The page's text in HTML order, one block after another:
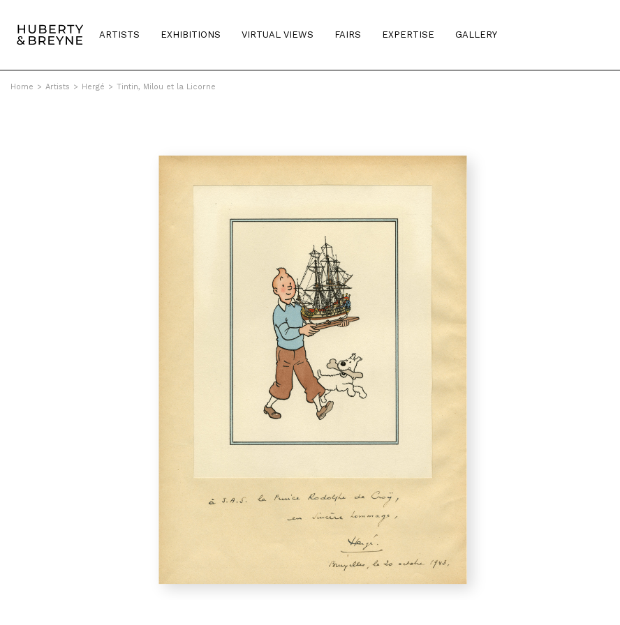
ARTISTS EXHIBITIONS VIRTUAL VIEWS FAIRS EXPERTISE GALLERY
Home > Artists > Hergé > Tintin, Milou et la Licorne